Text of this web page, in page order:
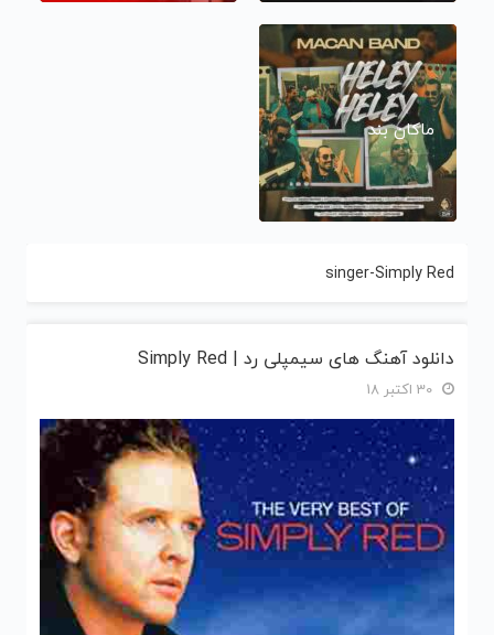
ماکان بند
singer-Simply Red
دانلود آهنگ های سیمپلی رد | Simply Red